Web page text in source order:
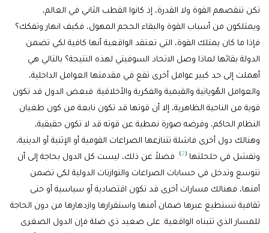
تكن تنقصهم القوة ولا القدرة، إذ كانوا القطب الثاني في العالم،
ويمتلكون من أسباب القوة والبقاء الحجم المهول، فكيف انهار وتفكك؟
فإذا ما كان يمتلك القوة، التي تعتقد الواقعية أنها كافية لكي تضمن
الدولة بقائها لماذا وصل الاتحاد السوفيتي لهذه النتيجة؟ بالتالي هي
أهملت إلى حد كبير عوامل أخرى تقع في مقدمتها العوامل الداخلية،
والعوامل الهُوياتية والقيمية والفكرية والأخلاقية. فبعض الدول قد تكون
قوية من الناحية الظاهرية، إلا أن قوتها قد تكون نابعة من كون طغيان
النظام الحاكم، وفرضه صورة نمطية عن قوته قد لا تكون حقيقية،
وهنالك دول أخرى فاشلة تتنازعها الصراعات القومية أو الإثنية أو الدينية،
وتفشل في حلحلتها (
2
). فضلاً عن ذلك، ليست كل الدول بحاجة إلى أن
تتوسع وتدخل في حسابات الصراعات والتوازنات الدولية لكي تضمن
أمنها، فهنالك مسارات أخرى قد تكون اقتصادية أو سياسية أو حتى
ثقافية تستطيع عبرها ضمان أمنها واستقرارها وازدهارها من دون الحاجة
للمسار الذي تتبناه الواقعية. على صعيد ذي صلة فإن الدول الصغرى